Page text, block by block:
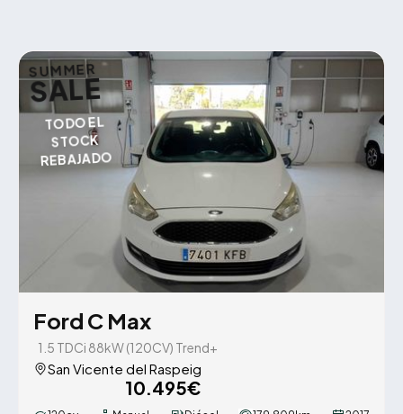
SUMMER
SALE
TODO EL
STOCK
REBAJADO
Ford C Max
1.5 TDCi 88kW (120CV) Trend+
San Vicente del Raspeig
10.495€